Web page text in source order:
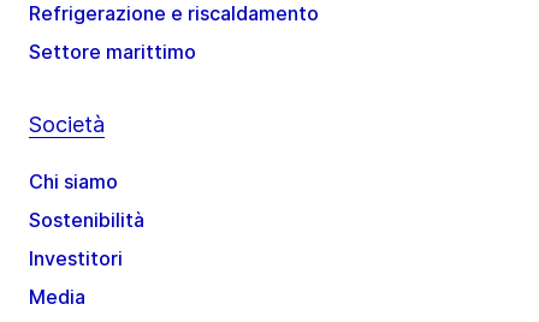
Refrigerazione e riscaldamento
Settore marittimo
Società
Chi siamo
Sostenibilità
Investitori
Media